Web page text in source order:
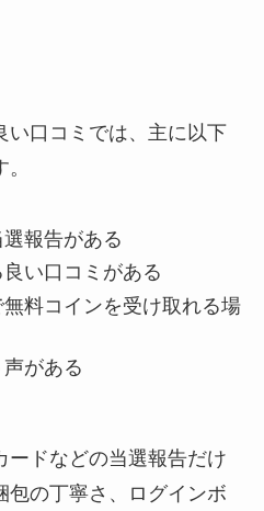
い口コミでは、主に以下
報告がある
い口コミがある
料コインを受け取れる場
がある
ードなどの当選報告だけ
包の丁寧さ、ログインボ